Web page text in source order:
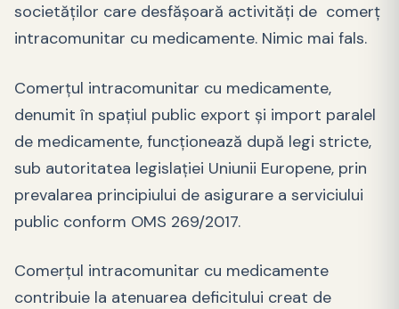
societăților care desfășoară activități de comerț
intracomunitar cu medicamente. Nimic mai fals.
Comerțul intracomunitar cu medicamente,
denumit în spațiul public export și import paralel
de medicamente, funcționează după legi stricte,
sub autoritatea legislației Uniunii Europene, prin
prevalarea principiului de asigurare a serviciului
public conform OMS 269/2017.
Comerțul intracomunitar cu medicamente
contribuie la atenuarea deficitului creat de